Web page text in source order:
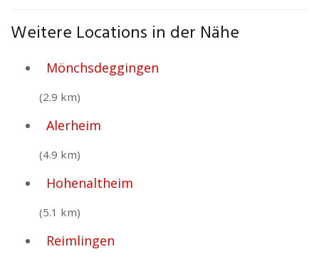
Weitere Locations in der Nähe
Mönchsdeggingen
(2.9 km)
Alerheim
(4.9 km)
Hohenaltheim
(5.1 km)
Reimlingen